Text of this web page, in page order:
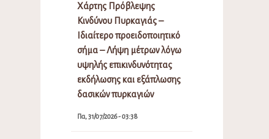
Χάρτης Πρόβλεψης
Κινδύνου Πυρκαγιάς –
Ιδιαίτερο προειδοποιητικό
σήμα – Λήψη μέτρων λόγω
υψηλής επικινδυνότητας
εκδήλωσης και εξάπλωσης
δασικών πυρκαγιών
Πα, 31/07/2026 - 03:38